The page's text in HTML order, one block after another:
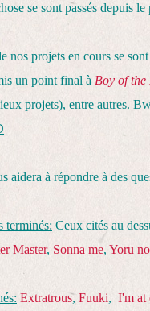
se sont passés depuis le
nos projets en cours se
un point final à Boy of the
projets), entre autres.
aidera à répondre à des
terminés: Ceux cités au
Master, Sonna me, Yoru
Extratrous, Fuuki, I'm at